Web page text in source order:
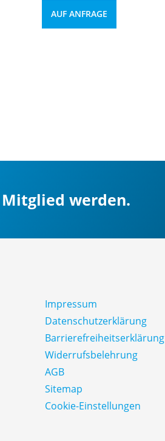
AUF ANFRAGE
werden.
Impressum
Datenschutz­erklärung
Barrierefreiheitserklärung
Widerrufsbelehrung
AGB
Sitemap
Cookie-Einstellungen